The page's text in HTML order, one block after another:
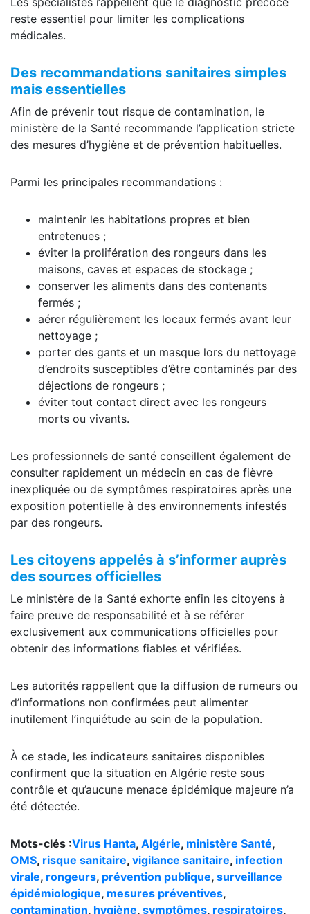
reste essentiel pour limiter les complications
médicales.
Des recommandations sanitaires simples
mais essentielles
Afin de prévenir tout risque de contamination, le
ministère de la Santé recommande l’application stricte
des mesures d’hygiène et de prévention habituelles.
Parmi les principales recommandations :
maintenir les habitations propres et bien
entretenues ;
éviter la prolifération des rongeurs dans les
maisons, caves et espaces de stockage ;
conserver les aliments dans des contenants
fermés ;
aérer régulièrement les locaux fermés avant leur
nettoyage ;
porter des gants et un masque lors du nettoyage
d’endroits susceptibles d’être contaminés par des
déjections de rongeurs ;
éviter tout contact direct avec les rongeurs
morts ou vivants.
Les professionnels de santé conseillent également de
consulter rapidement un médecin en cas de fièvre
inexpliquée ou de symptômes respiratoires après une
exposition potentielle à des environnements infestés
par des rongeurs.
Les citoyens appelés à s’informer auprès
des sources officielles
Le ministère de la Santé exhorte enfin les citoyens à
faire preuve de responsabilité et à se référer
exclusivement aux communications officielles pour
obtenir des informations fiables et vérifiées.
Les autorités rappellent que la diffusion de rumeurs ou
d’informations non confirmées peut alimenter
inutilement l’inquiétude au sein de la population.
À ce stade, les indicateurs sanitaires disponibles
confirment que la situation en Algérie reste sous
contrôle et qu’aucune menace épidémique majeure n’a
été détectée.
Mots-clés :Virus Hanta, Algérie, ministère Santé,
OMS, risque sanitaire, vigilance sanitaire, infection
virale, rongeurs, prévention publique, surveillance
épidémiologique, mesures préventives,
contamination, hygiène, symptômes, respiratoires,